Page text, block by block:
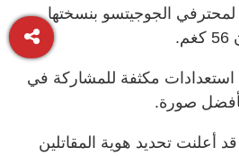
لمحترفي الجوجيتسو بنسختها
استعدادات مكثفة للمشاركة في
بأفضل صورة.
أعلنت تحديد هوية المقاتلين